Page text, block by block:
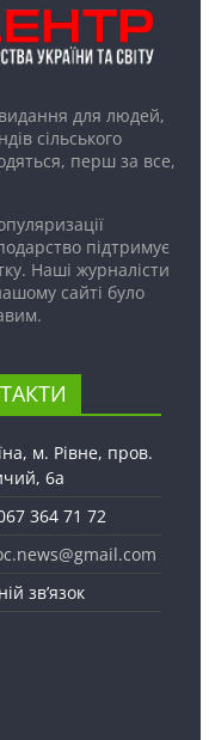
для людей,
сільського
перш за все,
підтримує
Наші журналісти
сайті було
м. Рівне, пров.
6а
364 71 72
зв’язок